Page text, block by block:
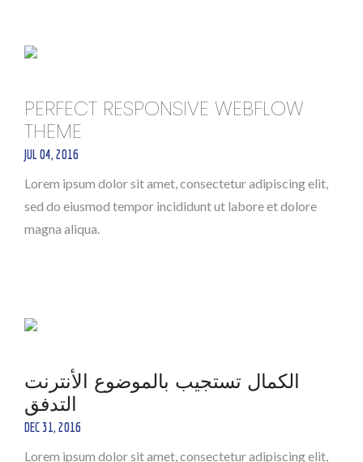
PERFECT RESPONSIVE WEBFLOW
THEME
JUL 04, 2016
Lorem ipsum dolor sit amet, consectetur adipiscing elit,
sed do eiusmod tempor incididunt ut labore et dolore
magna aliqua.
الكمال تستجيب بالموضوع الأنترنت
التدفق
DEC 31, 2016
Lorem ipsum dolor sit amet, consectetur adipiscing elit,